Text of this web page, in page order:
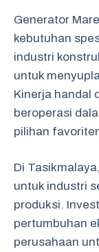
Generator
kebutuhan
industri
untuk
Kinerja handal
beroperasi
pilihan
Di
untuk industri
produksi.
pertumbuhan
perusahaan